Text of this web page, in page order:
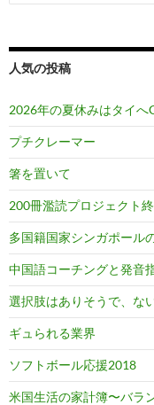
人気の投稿
2026年の夏休みはタイへ
プチクレーマー
箸を置いて
200冊濫読プロジェクト
多国籍国家シンガポール
中国語コーチングと発音
選択肢はありそうで、な
ギュられる業界
ソフトボール応援2018
米国生活の家計簿〜バラ